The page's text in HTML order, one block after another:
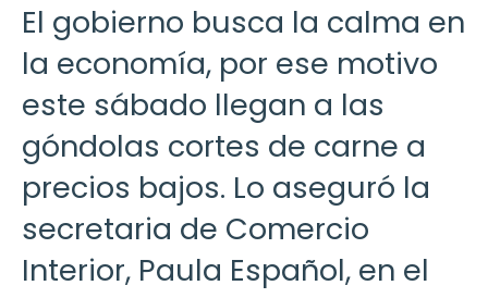
El gobierno busca la calma en
la economía, por ese motivo
este sábado llegan a las
góndolas cortes de carne a
precios bajos. Lo aseguró la
secretaria de Comercio
Interior, Paula Español, en el